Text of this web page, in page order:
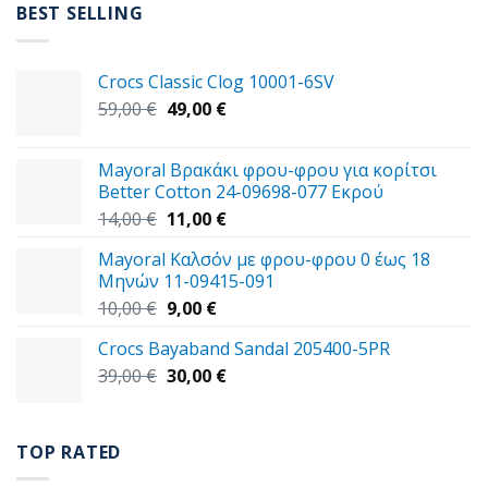
BEST SELLING
Crocs Classic Clog 10001-6SV
59,00€ Original
59,00 €.
49,00 €Η
είναι:
49,00 €.
Mayoral Βρακάκι φρου-φρου για κορίτσι
Better Cotton 24-09698-077 Εκρού
14,00€ Original
was:
14,00 €.
11,00 €Η
τιμή
είναι:
Mayoral Καλσόν με φρου-φρου 0 έως 18
Μηνών 11-09415-091
10,00€ Original
was:
10,00 €.
9,00 €Η
τιμή
είναι:
Crocs Bayaband Sandal 205400-5PR
39,00€ Original
30,00 €Η
TOP RATED